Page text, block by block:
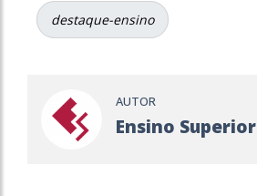
destaque-ensino
AUTOR
Ensino Superior